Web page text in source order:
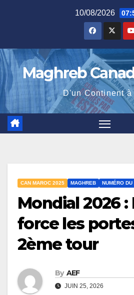
10/08/2026
Maghreb
D'un Continent
CAN MAROC 2025 MAGHREB NUMÉRO
Mondial 2026 :
force les
2ème tour
By AEF
JUIN 25, 2026